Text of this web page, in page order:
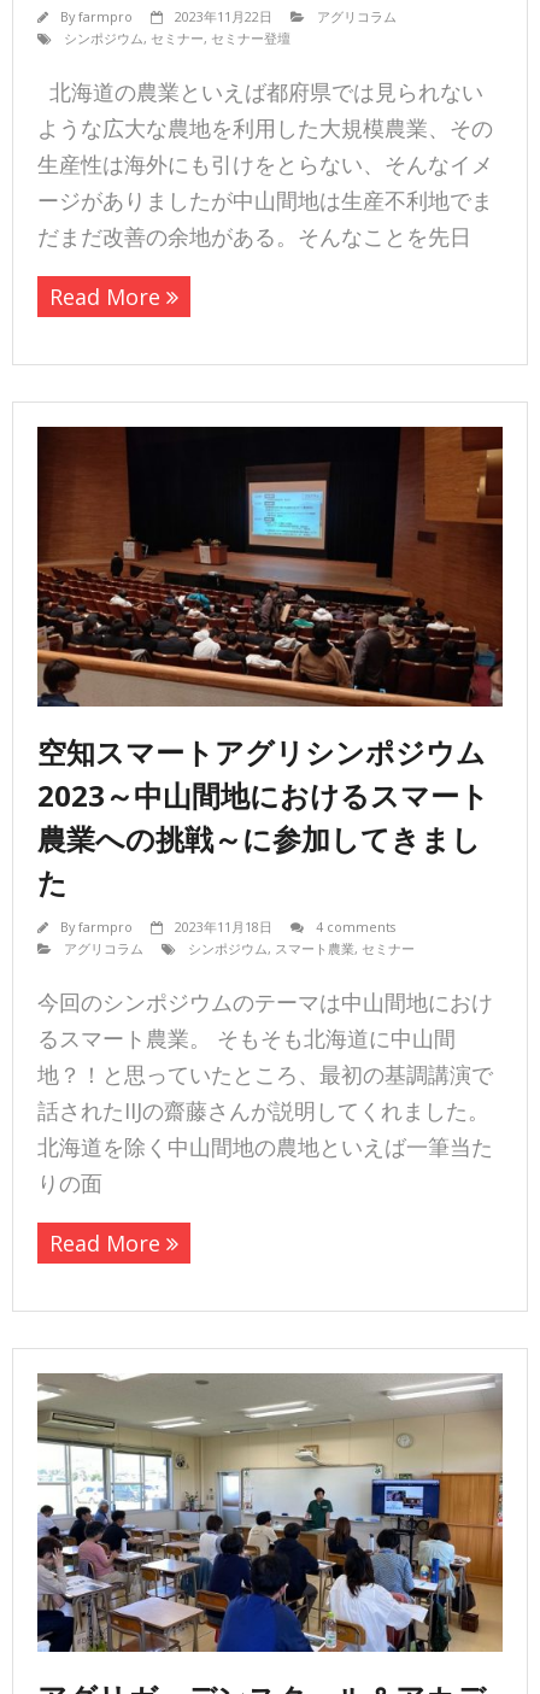
Byfarmpro 2023年11月22日
アグリコラム
シンポジウム, セミナー, セミナー登壇
北海道の農業といえば都府県では見られない
ような広大な農地を利用した大規模農業、その
生産性は海外にも引けをとらない、そんなイメ
ージがありましたが中山間地は生産不利地でま
だまだ改善の余地がある。そんなことを先日
Read More
空知スマートアグリシンポジウム
2023～中山間地におけるスマート
農業への挑戦～に参加してきまし
た
Byfarmpro 2023年11月18日
4 comments
アグリコラム
シンポジウム, スマート農業, セミナー
今回のシンポジウムのテーマは中山間地におけ
るスマート農業。 そもそも北海道に中山間
地？！と思っていたところ、最初の基調講演で
話されたIIJの齋藤さんが説明してくれました。
北海道を除く中山間地の農地といえば一筆当た
りの面
Read More